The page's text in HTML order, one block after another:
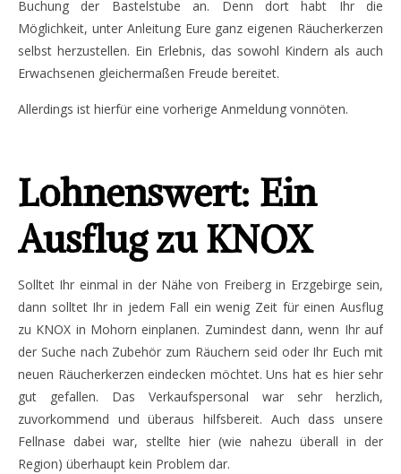
Buchung der Bastelstube an. Denn dort habt Ihr die
Möglichkeit, unter Anleitung Eure ganz eigenen Räucherkerzen
selbst herzustellen. Ein Erlebnis, das sowohl Kindern als auch
Erwachsenen gleichermaßen Freude bereitet.
Allerdings ist hierfür eine vorherige Anmeldung vonnöten.
Lohnenswert: Ein
Ausflug zu KNOX
Solltet Ihr einmal in der Nähe von Freiberg in Erzgebirge sein,
dann solltet Ihr in jedem Fall ein wenig Zeit für einen Ausflug
zu KNOX in Mohorn einplanen. Zumindest dann, wenn Ihr auf
der Suche nach Zubehör zum Räuchern seid oder Ihr Euch mit
neuen Räucherkerzen eindecken möchtet. Uns hat es hier sehr
gut gefallen. Das Verkaufspersonal war sehr herzlich,
zuvorkommend und überaus hilfsbereit. Auch dass unsere
Fellnase dabei war, stellte hier (wie nahezu überall in der
Region) überhaupt kein Problem dar.